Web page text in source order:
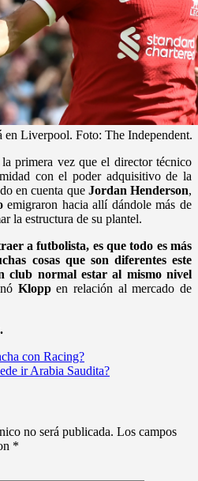
en Liverpool. Foto: The Independent.
la primera vez que el director técnico
con el poder adquisitivo de la
en cuenta que Jordan Henderson,
emigraron hacia allí dándole más de
la estructura de su plantel.
a futbolista, es que todo es más
cosas que son diferentes este
club normal estar al mismo nivel
Kloppen relación al mercado de
con Racing?
ir Arabia Saudita?
no será publicada. Los campos
*